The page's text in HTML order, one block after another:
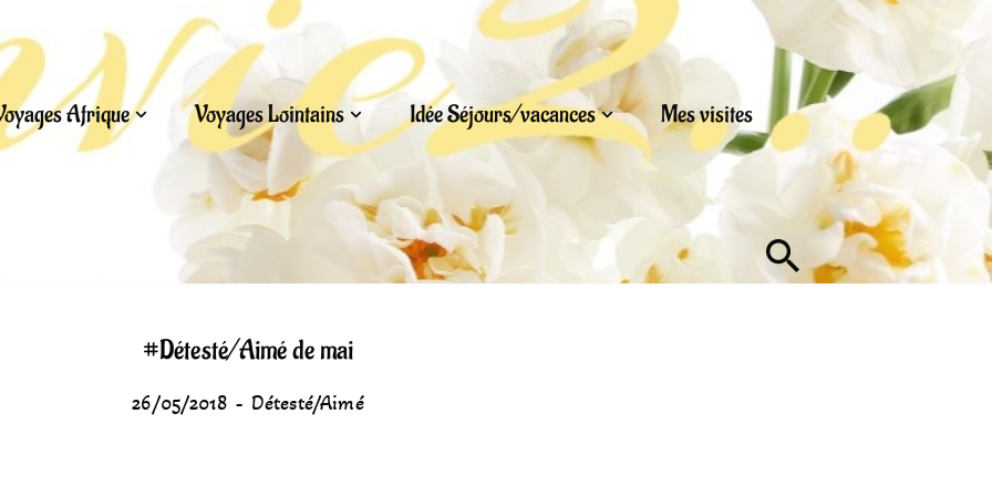
Afrique Voyages Lointains Idée Séjours/vacances Mes visites
#Détesté/Aimé de mai
26/05/2018 Détesté/Aimé